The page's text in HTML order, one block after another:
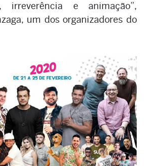
irreverência e animação”,
um dos organizadores do